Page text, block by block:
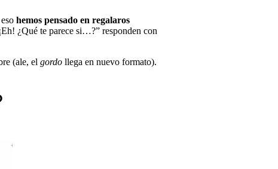
hemos pensado en regalaros
¿Qué te parece si…?” responden con
(ale, el gordo llega en nuevo formato).